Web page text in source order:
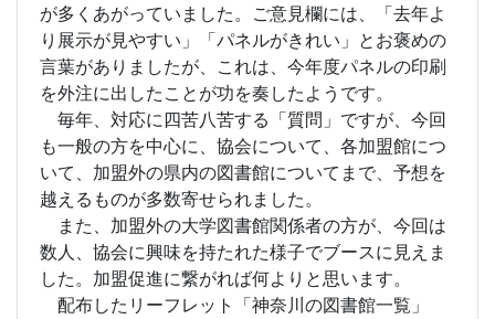
が多くあがっていました。ご意見欄には、「去年よ
り展示が見やすい」「パネルがきれい」とお褒めの
言葉がありましたが、これは、今年度パネルの印刷
を外注に出したことが功を奏したようです。
毎年、対応に四苦八苦する「質問」ですが、今回
も一般の方を中心に、協会について、各加盟館につ
いて、加盟外の県内の図書館についてまで、予想を
越えるものが多数寄せられました。
また、加盟外の大学図書館関係者の方が、今回は
数人、協会に興味を持たれた様子でブースに見えま
した。加盟促進に繋がれば何よりと思います。
配布したリーフレット「神奈川の図書館一覧」